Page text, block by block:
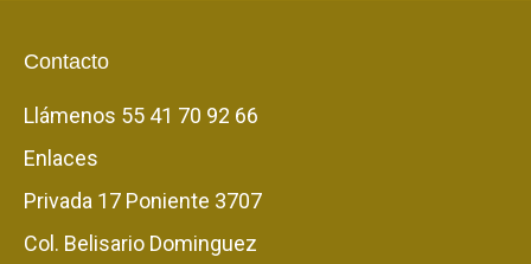
Contacto
Llámenos 55 41 70 92 66
Enlaces
Privada 17 Poniente 3707
Col. Belisario Dominguez